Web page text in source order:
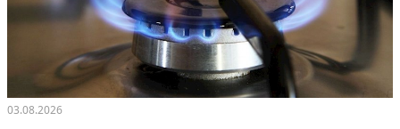
03.08.2026